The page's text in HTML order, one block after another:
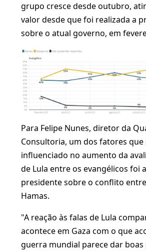
grupo cresce desde outubro,
valor desde que foi realizada a
sobre o atual governo, em
Para Felipe Nunes, diretor da
Consultoria, um dos fatores
influenciado no aumento da
de Lula entre os evangélicos foi
presidente sobre o conflito
Hamas.
"A reação às falas de Lula
acontece em Gaza com o que
guerra mundial parece dar boas